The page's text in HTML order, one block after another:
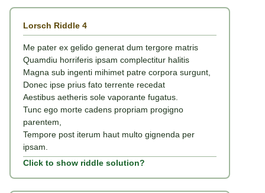
Lorsch Riddle 4
Me pater ex gelido generat dum tergore matris
Quamdiu horriferis ipsam complectitur halitis
Magna sub ingenti mihimet patre corpora surgunt,
Donec ipse prius fato terrente recedat
Aestibus aetheris sole vaporante fugatus.
Tunc ego morte cadens propriam progigno
parentem,
Tempore post iterum haut multo gignenda per
ipsam.
Click to show riddle solution?